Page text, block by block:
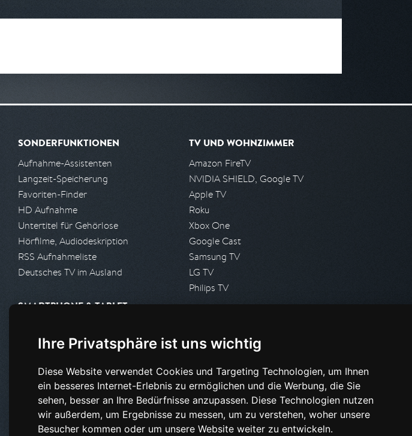
Ihre Privatsphäre ist uns wichtig
Diese Website verwendet Cookies und Targeting Technologien, um Ihnen
ein besseres Internet-Erlebnis zu ermöglichen und die Werbung, die Sie
sehen, besser an Ihre Bedürfnisse anzupassen. Diese Technologien nutzen
wir außerdem, um Ergebnisse zu messen, um zu verstehen, woher unsere
Besucher kommen oder um unsere Website weiter zu entwickeln.
SONDERFUNKTIONEN
Aufnahme-Assistenten
Langzeit-Speicherung
Favoriten-Finder
HD Aufnahme
Untertitel für Gehörlose
Hörfilme, Audiodeskription
RSS Aufnahmeliste
Deutsches TV im Ausland
SMARTPHONE & TABLET
Android App
PARTNER
Partnerliste
Partner werden
TV UND WOHNZIMMER
Amazon FireTV
NVIDIA SHIELD, Google TV
Apple TV
Roku
Xbox One
Google Cast
Samsung TV
LG TV
Philips TV
Presseanfrage stellen
HILFE & SUPPORT
Häufig gestellte Fragen
Anfrage stellen